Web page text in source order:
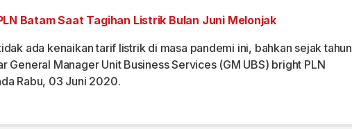
Batam Saat Tagihan Listrik Bulan Juni Melonjak
ada kenaikan tarif listrik di masa pandemi ini, bahkan sejak tahun
General Manager Unit Business Services (GM UBS) bright PLN
Rabu, 03 Juni 2020.